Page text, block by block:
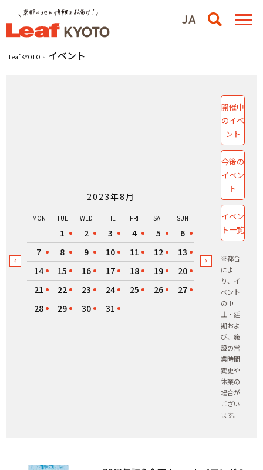
Leaf KYOTO イベント
2023年8月
MON TUE WED THE FRI SAT SUN
1 2 3 4 5
6
7
8 9 10 11 12
13
14
15 16 17 18 19
20
21
22 23 24 25 26
27
28
29 30 31
開催中
のイベ
ント
今後の
イベン
ト
イベン
ト一覧
※都合
によ
り、イ
ベント
の中
止・延
期およ
び、施
設の営
業時間
変更や
休業の
場合が
ござい
ます。